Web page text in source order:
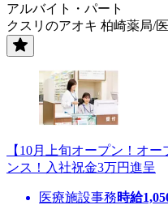
アルバイト・パート
クスリのアオキ 柏崎薬局/
【10月上旬オープン！オ
ンス！入社祝金3万円進呈
医療施設事務時給